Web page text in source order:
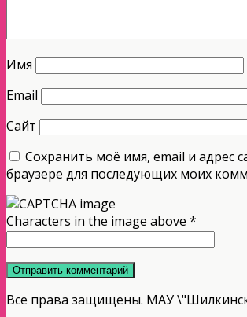
Имя
Email
Сайт
Сохранить моё имя, email и адрес
браузере для последующих моих
Characters in the image above *
Все права защищены. МАУ